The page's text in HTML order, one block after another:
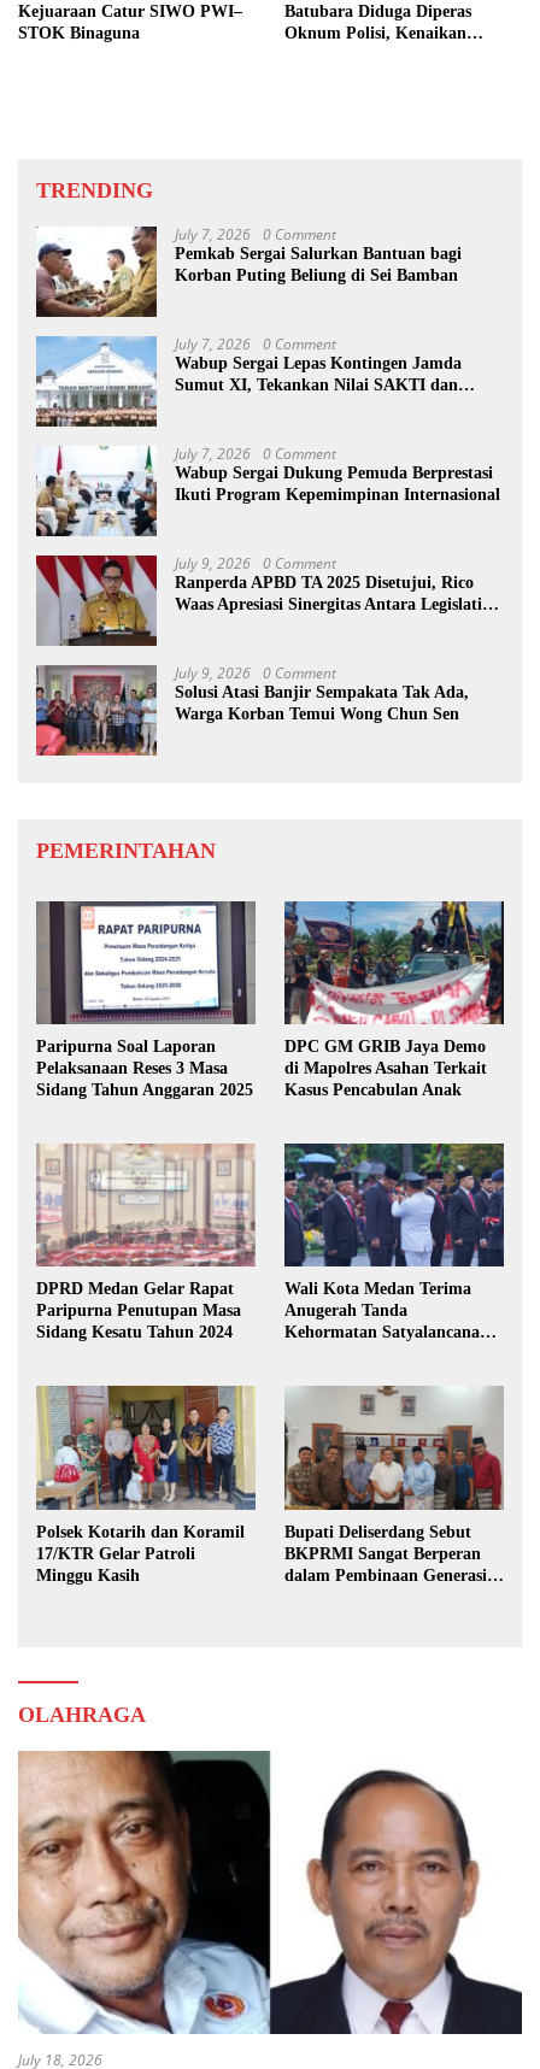
Kejuaraan Catur SIWO PWI–
STOK Binaguna
Batubara Diduga Diperas
Oknum Polisi, Kenaikan
TRENDING
July 7, 2026 0 Comment
Pemkab Sergai Salurkan Bantuan bagi
Korban Puting Beliung di Sei Bamban
July 7, 2026 0 Comment
Wabup Sergai Lepas Kontingen Jamda
Sumut XI, Tekankan Nilai SAKTI dan
July 7, 2026 0 Comment
Wabup Sergai Dukung Pemuda Berprestasi
Ikuti Program Kepemimpinan Internasional
July 9, 2026 0 Comment
Ranperda APBD TA 2025 Disetujui, Rico
Waas Apresiasi Sinergitas Antara Legislatif
July 9, 2026 0 Comment
Solusi Atasi Banjir Sempakata Tak Ada,
Warga Korban Temui Wong Chun Sen
PEMERINTAHAN
Paripurna Soal Laporan
Pelaksanaan Reses 3 Masa
Sidang Tahun Anggaran 2025
DPC GM GRIB Jaya Demo
di Mapolres Asahan Terkait
Kasus Pencabulan Anak
DPRD Medan Gelar Rapat
Paripurna Penutupan Masa
Sidang Kesatu Tahun 2024
Wali Kota Medan Terima
Anugerah Tanda
Kehormatan Satyalancana
Polsek Kotarih dan Koramil
17/KTR Gelar Patroli
Minggu Kasih
Bupati Deliserdang Sebut
BKPRMI Sangat Berperan
dalam Pembinaan Generasi
OLAHRAGA
July 18, 2026